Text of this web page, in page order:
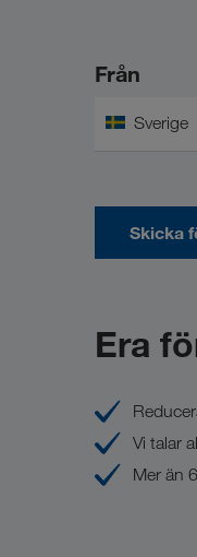
Från
Sverige
Skicka
Era
Vi talar
Mer än